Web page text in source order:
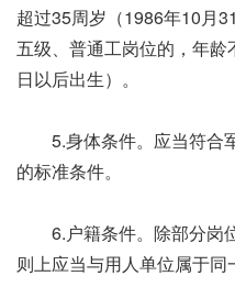
超过35周岁（1986年10月
五级、普通工岗位的，年
日以后出生）。
5.身体条件。应当符合
的标准条件。
6.户籍条件。除部分岗
则上应当与用人单位属于同